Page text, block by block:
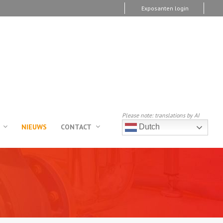
Exposanten login
NIEUWS CONTACT Dutch
Please note: translations by AI